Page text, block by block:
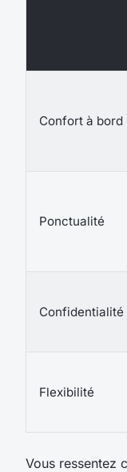
Confort à bord
Ponctualité
Confidentialité
Flexibilité
Vous ressentez